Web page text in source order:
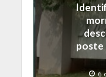
poste
6